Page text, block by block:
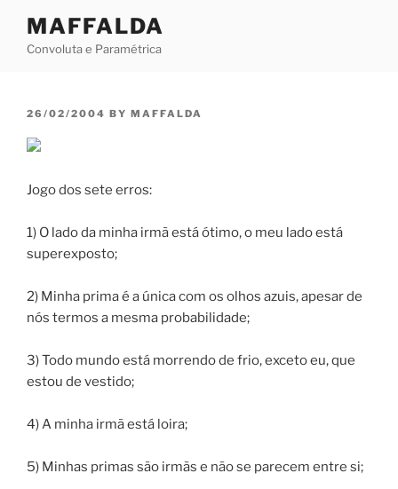
content
MAFFALDA
Convoluta e Paramétrica
POSTED
26/02/2004 BY MAFFALDA
Jogo dos sete erros:
1) O lado da minha irmã está ótimo, o meu lado está
superexposto;
2) Minha prima é a única com os olhos azuis, apesar de
nós termos a mesma probabilidade;
3) Todo mundo está morrendo de frio, exceto eu, que
estou de vestido;
4) A minha irmã está loira;
5) Minhas primas são irmãs e não se parecem entre si;